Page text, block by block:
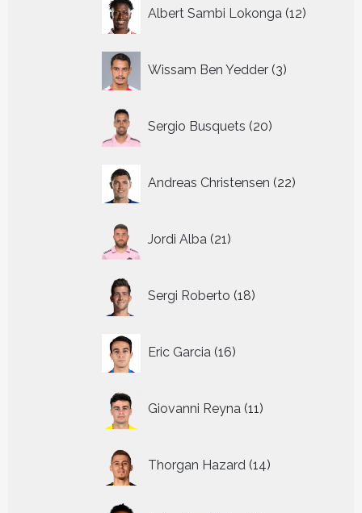
Albert Sambi Lokonga 12
Wissam Ben Yedder 3
producten
Sergio Busquets 20
producten
Andreas Christensen 22
producten
Jordi Alba 21
producten
Sergi Roberto 18
producten
Eric Garcia 16
producten
Giovanni Reyna 11
producten
Thorgan Hazard 14
producten